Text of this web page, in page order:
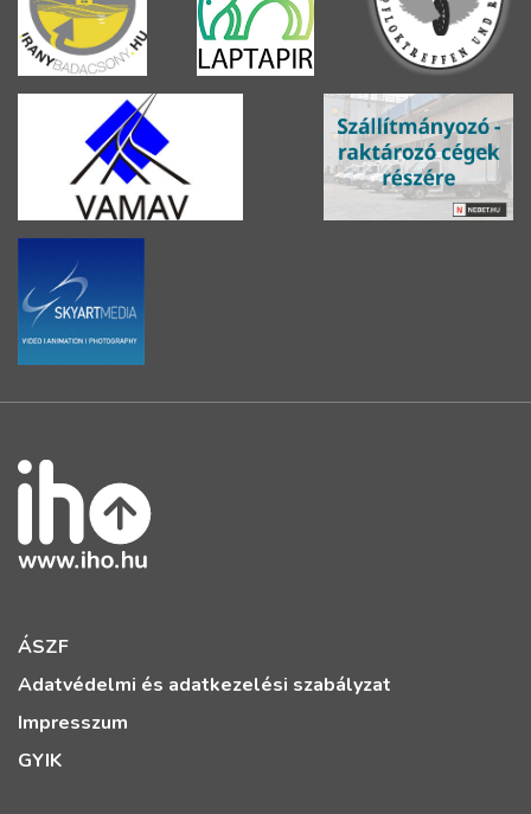
ÁSZF
Adatvédelmi és adatkezelési szabályzat
Impresszum
GYIK